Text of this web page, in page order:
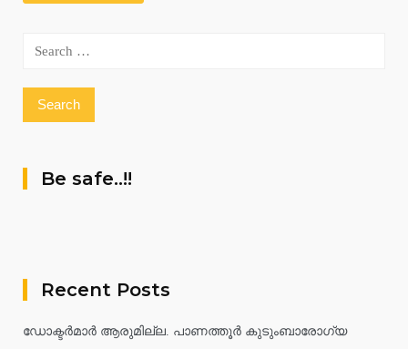
Search
Be safe..!!
Recent Posts
ഡോക്ടർമാർ ആരുമില്ല. പാണത്തൂർ കുടുംബാരോഗ്യ